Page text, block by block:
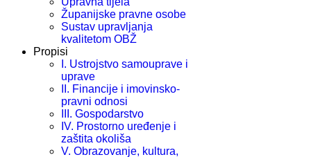
Županijske pravne osobe
Sustav upravljanja
kvalitetom OBŽ
Propisi
I. Ustrojstvo samouprave i
uprave
II. Financije i imovinsko-
pravni odnosi
III. Gospodarstvo
IV. Prostorno uređenje i
zaštita okoliša
V. Obrazovanje, kultura,